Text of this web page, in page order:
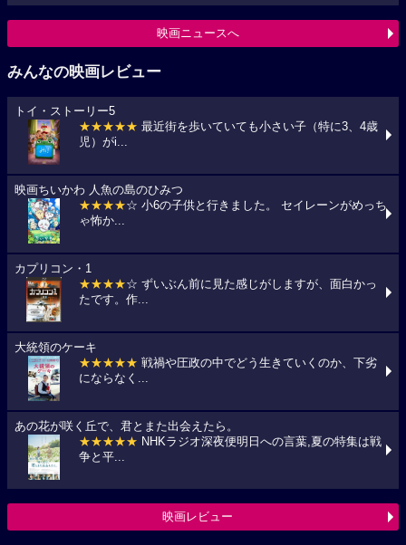
映画ニュースへ
みんなの映画レビュー
トイ・ストーリー5
★★★★★ 最近街を歩いていても小さい子（特に3、4歳
児）がi...
映画ちいかわ 人魚の島のひみつ
★★★★☆ 小6の子供と行きました。 セイレーンがめっち
ゃ怖か...
カプリコン・1
★★★★☆ ずいぶん前に見た感じがしますが、面白かっ
たです。作...
大統領のケーキ
★★★★★ 戦禍や圧政の中でどう生きていくのか、下劣
にならなく...
あの花が咲く丘で、君とまた出会えたら。
★★★★★ NHKラジオ深夜便明日への言葉,夏の特集は戦
争と平...
映画レビュー